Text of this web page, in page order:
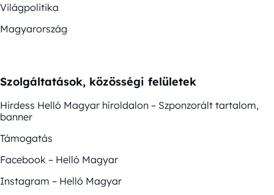
Világpolitika
Magyarország
Szolgáltatások, közösségi felületek
Hirdess Helló Magyar híroldalon – Szponzorált tartalom,
banner
Támogatás
Facebook – Helló Magyar
Instagram – Helló Magyar